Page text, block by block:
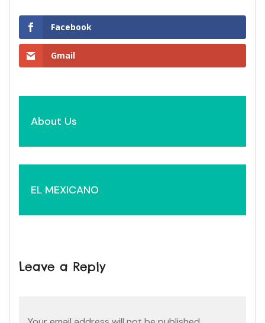
Facebook
Gmail
navigation
About Us
EL MEXICANO
Leave a Reply